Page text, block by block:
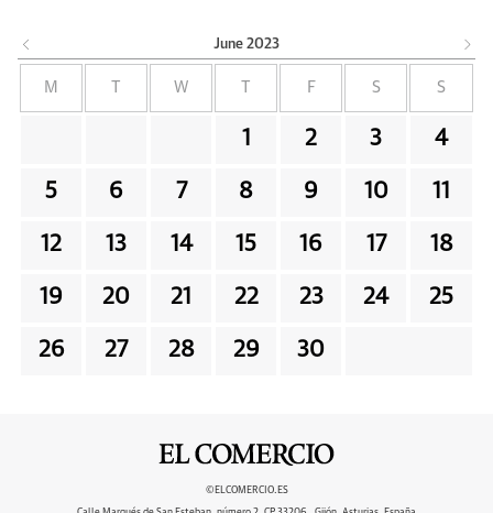
June 2023
M W F S S
1 2 3 4
5 6 7 8 9 10 11
12 13 14 15 16 17 18
19 20 21 22 23 24 25
26 27 28 29 30
©ELCOMERCIO.ES